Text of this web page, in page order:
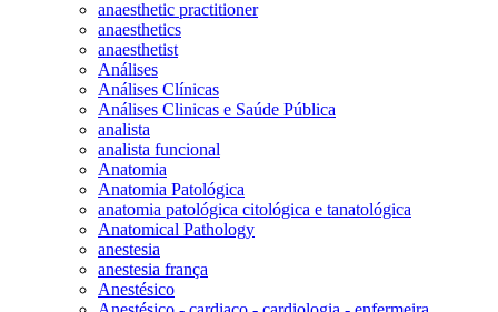
anaesthetic practitioner
anaesthetics
anaesthetist
Análises
Análises Clínicas
Análises Clinicas e Saúde Pública
analista
analista funcional
Anatomia
Anatomia Patológica
anatomia patológica citológica e tanatológica
Anatomical Pathology
anestesia
anestesia frança
Anestésico